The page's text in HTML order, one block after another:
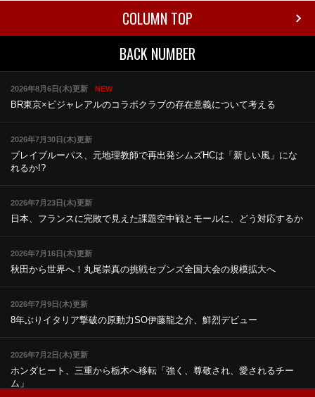
COLUMN TOP
BACK NUMBER
2026年8月6日(木)更新 NEW
BR東京×ビジャレアルのコラボクラブの存在意義について考える
2026年7月30日(木)更新
ブレイブルーパス、元地理教師で再出発シムズHCは「新しい風」にな
れるか!?
2026年7月23日(木)更新
日本、フランスに完敗で見えた課題空中戦とモールに、どう対応するか
2026年7月16日(木)更新
秋田から世界へ！丸尾崇真の挑戦セブンズ全国大会の規模拡大へ
2026年7月9日(木)更新
8年ぶりイタリア撃破の原動力SO伊藤龍之介、鮮烈デビュー
2026年7月2日(木)更新
ホンダヒート、三重から栃木へ移転「強く、尊敬され、愛されるチー
ム」